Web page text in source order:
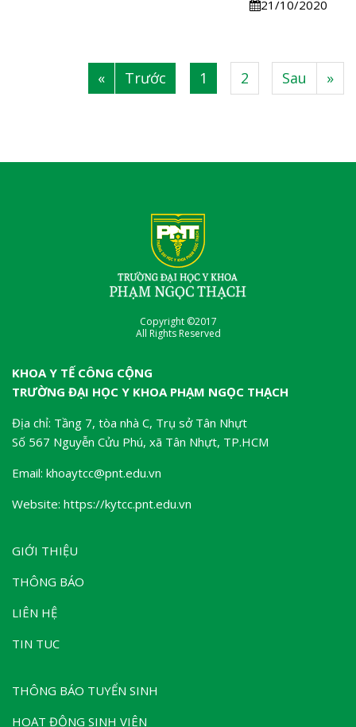
21/10/2020
« Trước 1 2 Sau »
Copyright ©2017
All Rights Reserved
KHOA Y TẾ CÔNG CỘNG
TRƯỜNG ĐẠI HỌC Y KHOA PHẠM NGỌC THẠCH
Địa chỉ: Tầng 7, tòa nhà C, Trụ sở Tân Nhựt
Số 567 Nguyễn Cửu Phú, xã Tân Nhựt, TP.HCM
Email: khoaytcc@pnt.edu.vn
Website: https://kytcc.pnt.edu.vn
GIỚI THIỆU
THÔNG BÁO
LIÊN HỆ
TIN TUC
THÔNG BÁO TUYỂN SINH
HOẠT ĐỘNG SINH VIÊN